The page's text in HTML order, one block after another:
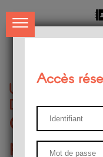
Université de
Département
Centre de
Accès